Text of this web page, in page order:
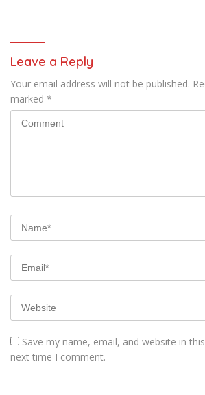
Leave a Reply
Your email address will not be published.
marked *
Save my name, email, and website in
next time I comment.